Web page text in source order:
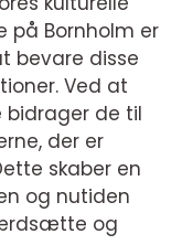
på Bornholm er
bevare disse
Ved at
bidrager de til
der er
skaber en
og nutiden
og